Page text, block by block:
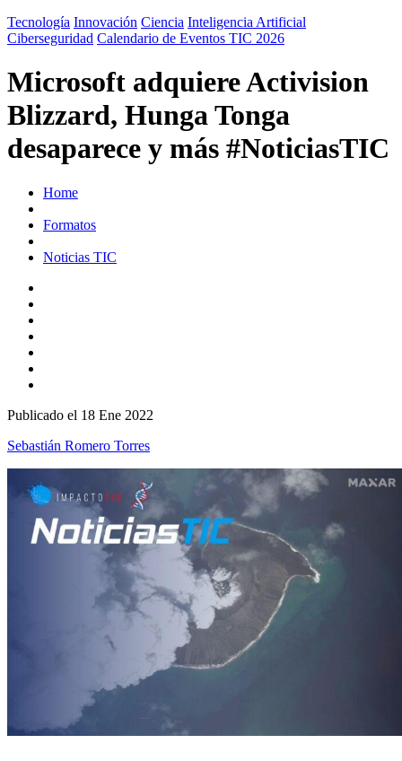
Tecnología Innovación Ciencia Inteligencia Artificial
Ciberseguridad Calendario de Eventos TIC 2026
Microsoft adquiere Activision
Blizzard, Hunga Tonga
desaparece y más #NoticiasTIC
Home
Formatos
Noticias TIC
Publicado el 18 Ene 2022
Sebastián Romero Torres